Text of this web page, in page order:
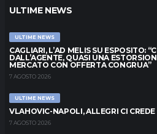
ULTIME NEWS
ULTIME NEWS
CAGLIARI, L’AD MELIS SU ESPOSITO:
DALL’AGENTE, QUASI UNA
MERCATO CON OFFERTA CONGRUA”
7 AGOSTO 2026
ULTIME NEWS
VLAHOVIC-NAPOLI, ALLEGRI CI CREDE
7 AGOSTO 2026